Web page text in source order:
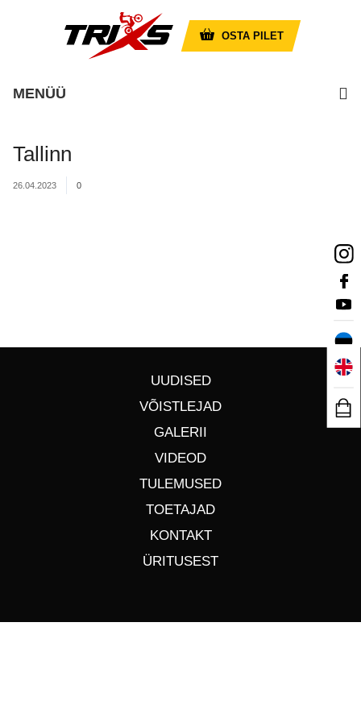
OSTA PILET
MENÜÜ
Tallinn
26.04.2023 0
UUDISED
VÕISTLEJAD
GALERII
VIDEOD
TULEMUSED
TOETAJAD
KONTAKT
ÜRITUSEST